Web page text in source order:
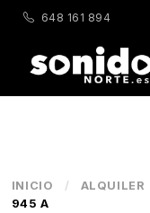
648 161 894
INICIO / ALQUILER
945 A